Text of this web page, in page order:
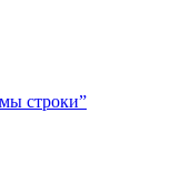
строки”